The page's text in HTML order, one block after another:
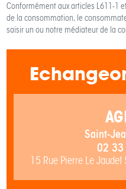
Conformément aux articles L611-1
de la consommation, le
saisir un ou notre médiateur de la
Saint-
02
15 Rue Pierre Le